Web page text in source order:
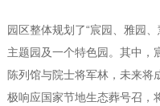
园区整体规划了“宸园、雅园
主题园及一个特色园。其中，
陈列馆与院士将军林，未来将
极响应国家节地生态葬号召，